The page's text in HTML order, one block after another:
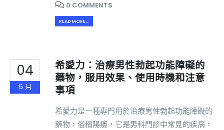
0 COMMENTS
READ MORE...
04
6 月
希愛力：治療男性勃起功能障礙的
藥物，服用效果、使用時機和注意
事項
希愛力是一種專門用於治療男性勃起功能障礙的
藥物，俗稱陽痿，它是男科門診中常見的疾病，